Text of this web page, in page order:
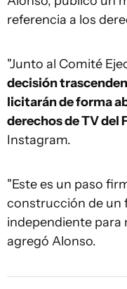
referencia a los
"Junto al Comité
decisión
licitarán de forma
derechos de TV del
Instagram.
"Este es un paso
construcción de un
independiente para
agregó Alonso.